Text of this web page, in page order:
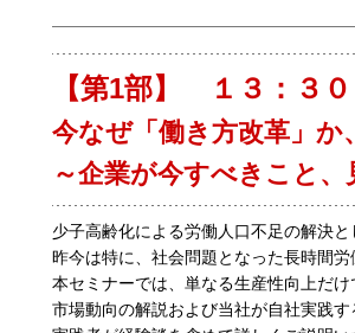
【第1部】 １３：３
今なぜ「働き方改革」
～企業が今すべきこと
少子高齢化による労働人口不足の解決
昨今は特に、社会問題となった長時間
本セミナーでは、単なる生産性向上だ
市場動向の解説および当社が自社実践